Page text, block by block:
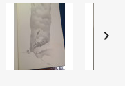
